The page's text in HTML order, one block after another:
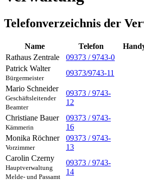
Telefonverzeichnis der
Name Telefon
Rathaus Zentrale
09373 / 9743-0
Patrick Walter
Bürgermeister
09373/9743-11
Mario Schneider
Geschäftsleitender
Beamter
09373 / 9743-
12
Christiane Bauer
Kämmerin
09373 / 9743-
16
Monika Röchner
Vorzimmer
09373 / 9743-
13
Carolin Czerny
Hauptverwaltung
Melde- und Passamt
09373 / 9743-
14